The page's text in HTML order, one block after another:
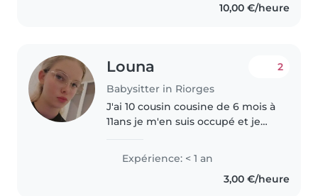
10,00 €/heure
Louna
Babysitter in Riorges
2
J'ai 10 cousin cousine de 6 mois à
11ans je m'en suis occupé et je
de stage en crèche et en école
Expérience: < 1 an
3,00 €/heure